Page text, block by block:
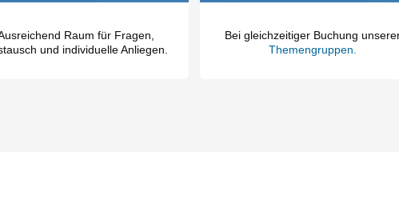
Raum für Fragen,
und individuelle Anliegen.
Bei gleichzeitiger Buchung
Themengruppen.